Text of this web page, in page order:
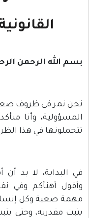
القانونية 13 نيسان
بسم الله الرحمن
نحن نمر في ظروف
المسؤولية، وأنا
تتحملونها في هذا
في البداية، لا بد
وأقول أهنأكم وفي
مهمة صعبة وكل
يثبت مقدرته، وحتى